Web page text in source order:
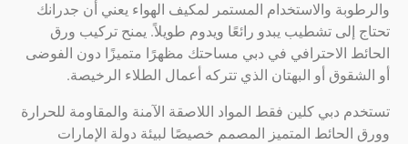
والاستخدام المستمر لمكيف الهواء يعني أن جدرانك
إلى تشطيب يبدو رائعًا ويدوم طويلاً. يمنح تركيب ورق
الاحترافي في دبي مساحتك مظهرًا متميزًا دون الفوضى
أو البهتان الذي تتركه أعمال الطلاء الرخيصة.
دبي كلين فقط المواد اللاصقة الآمنة والمقاومة للحرارة
المتميز المصمم خصيصًا لبيئة دولة الإمارات